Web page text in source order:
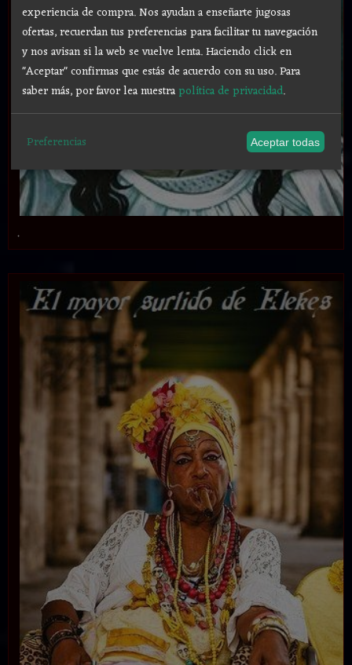
.
experiencia de compra. Nos ayudan a enseñarte jugosas
ofertas, recuerdan tus preferencias para facilitar tu navegación
y nos avisan si la web se vuelve lenta. Haciendo click en
"Aceptar" confirmas que estás de acuerdo con su uso.Para
saber más, por favor lea nuestrapolítica de privacidad.
Preferencias Aceptar todas